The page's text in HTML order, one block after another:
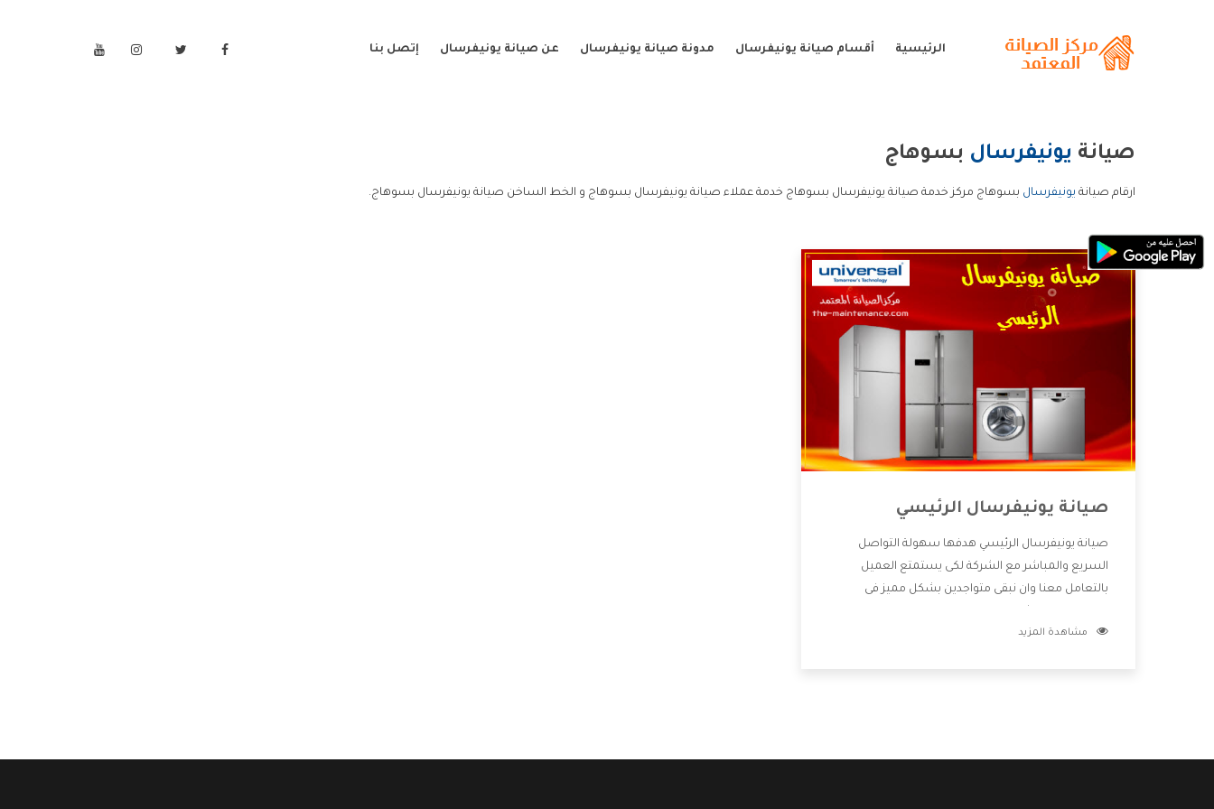
الرئيسية أقسام صيانة يونيفرسال مدونة صيانة يونيفرسال عن صيانة يونيفرسال إتصل بنا
صيانة يونيفرسال بسوهاج
ارقام صيانة يونيفرسال بسوهاج مركز خدمة صيانة يونيفرسال بسوهاج خدمة عملاء صيانة يونيفرسال بسوهاج و الخط الساخن صيانة يونيفرسال بسوهاج.
صيانة يونيفرسال الرئيسي
صيانة يونيفرسال الرئيسي هدفها سهولة التواصل
السريع والمباشر مع الشركة لكى يستمتع العميل
بالتعامل معنا وان نبقى متواجدين بشكل مميز فى
للعميل وان يستمتع بالخدمات التى تنفرد الشركة بها
مشاهدة المزيد